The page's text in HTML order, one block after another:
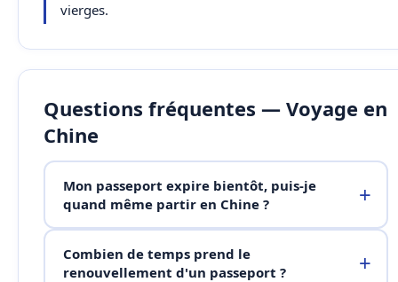
vierges.
Questions fréquentes — Voyage en
Chine
Mon passeport expire bientôt, puis-je
quand même partir en Chine ?
Combien de temps prend le
renouvellement d'un passeport ?